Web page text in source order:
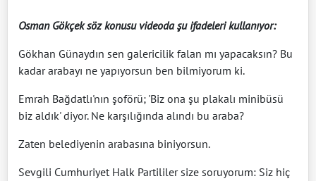
Osman Gökçek söz konusu videoda şu ifadeleri kullanıyor:
Gökhan Günaydın sen galericilik falan mı yapacaksın? Bu
kadar arabayı ne yapıyorsun ben bilmiyorum ki.
Emrah Bağdatlı'nın şoförü; 'Biz ona şu plakalı minibüsü
biz aldık' diyor. Ne karşılığında alındı bu araba?
Zaten belediyenin arabasına biniyorsun.
Sevgili Cumhuriyet Halk Partililer size soruyorum: Siz hiç